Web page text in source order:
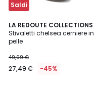
Saldi
LA REDOUTE COLLECTIONS
Stivaletti chelsea cerniere in
pelle
49,99 €
27,49 € -45%
5
/
5